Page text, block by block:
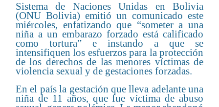
Sistema de Naciones Unidas en Bolivia
(ONU Bolivia) emitió un comunicado este
miércoles, enfatizando que “someter a una
niña a un embarazo forzado está calificado
como tortura” e instando a que se
intensifiquen los esfuerzos para la protección
de los derechos de las menores víctimas de
violencia sexual y de gestaciones forzadas.
En el país la gestación que lleva adelante una
niña de 11 años, que fue víctima de abuso